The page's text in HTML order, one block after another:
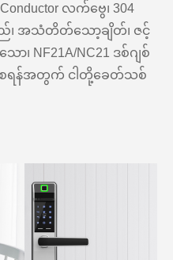
လက်ဗွေ၊ 304
၊ အသံတိတ်သော့ချိတ်၊ ဇင့်
၊ NF21A/NC21 ဒစ်ဂျစ်
ေရန်အတွက် ငါတို့ခေတ်သစ်